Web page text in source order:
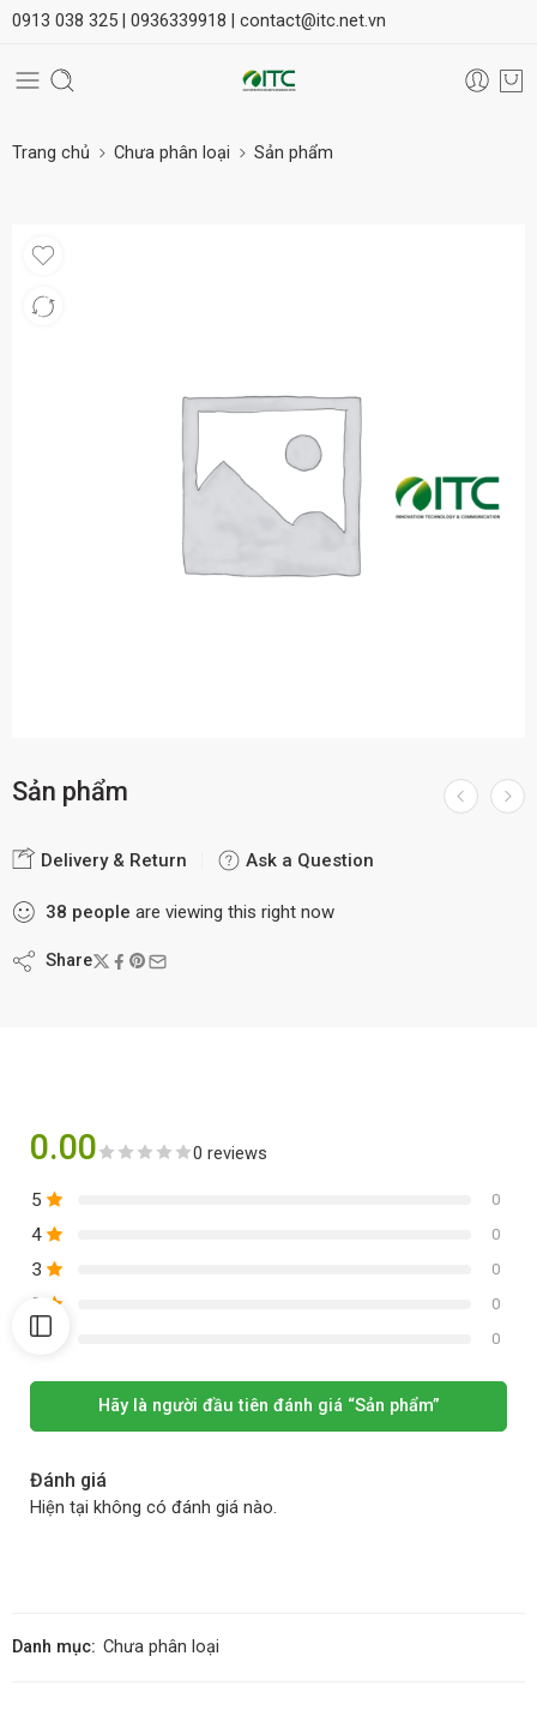
0913 038 325 | 0936339918 | contact@itc.net.vn
Trang chủ Chưa phân loại Sản phẩm
Sản phẩm
Delivery & Return Ask a Question
38 people are viewing this right now
Share
0.00 0 reviews
5 0
4 0
3 0
2 0
1 0
Hãy là người đầu tiên đánh giá “Sản phẩm”
Đánh giá
Hiện tại không có đánh giá nào.
Danh mục: Chưa phân loại